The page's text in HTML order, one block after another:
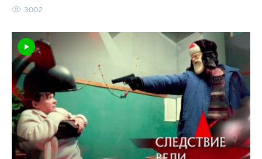
3002